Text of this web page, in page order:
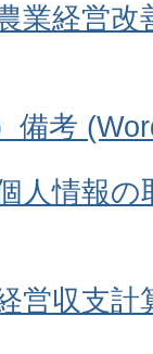
業経営
備考
人情報
営収支